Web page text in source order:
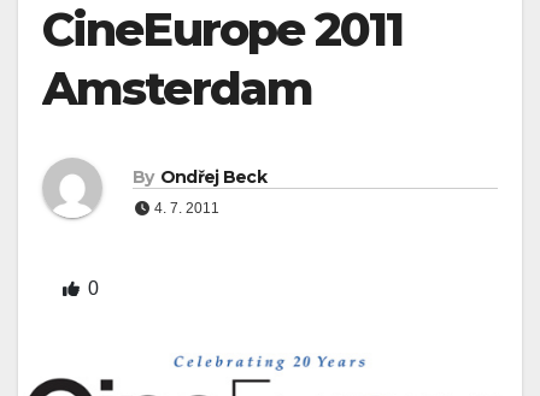
CineEurope 2011
Amsterdam
By Ondřej Beck
4. 7. 2011
0